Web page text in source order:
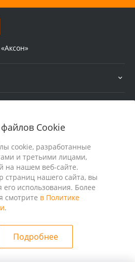
Cookie
cookie, разработанные
и третьими лицами,
на нашем веб-сайте.
страниц нашего сайта, вы
использования. Более
смотрите в Политике
.
Подробнее